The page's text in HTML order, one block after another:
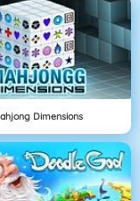
Dimensions